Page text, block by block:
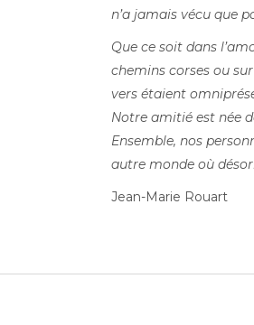
n’a jamais vécu que
Que ce soit dans
chemins corses ou
vers étaient
Notre amitié est née
Ensemble, nos
autre monde où
Jean-Marie Rouart